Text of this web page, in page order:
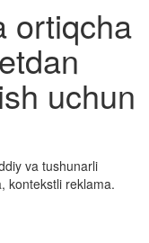
ortiqcha
uchun
va tushunarli
kontekstli reklama.